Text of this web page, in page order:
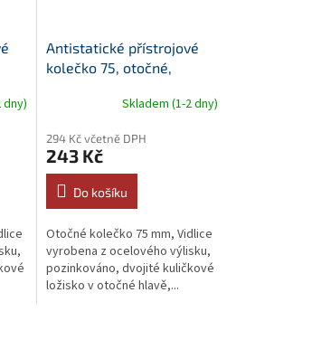
dny)
Antistatické přístrojové
kolečko 75, otočné,
Skladem (1-2 dny)
294 Kč včetně DPH
243 Kč
Do košíku
Otočné kolečko 75 mm, Vidlice
vyrobena z ocelového výlisku,
pozinkováno, dvojité kuličkové
ložisko v otočné hlavě,...